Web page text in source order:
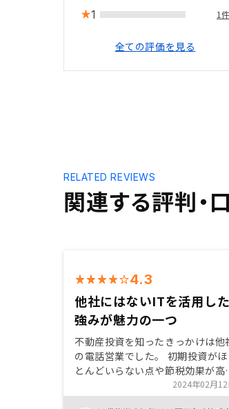
1 1件
全ての評価を見る
関連する評判・
RELATED REVIEWS
4.3
他社にはないITを活用した
強みが魅力の一つ
不動産投資を知ったきっかけは他
の電話営業でした。 初期投資がほ
とんどいらない点や節税効果が高
点に興味を持ち、何社かに話を聞
ました。その中でも特にリノシー
2024年02月12